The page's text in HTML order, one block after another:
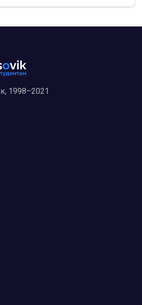
улучшения показателей
и основные
показатели
осуществляет
общества: Общество с
ул. Чапаева д. 83 кв.17
Ханты-Мансийский
на его
1998–2021